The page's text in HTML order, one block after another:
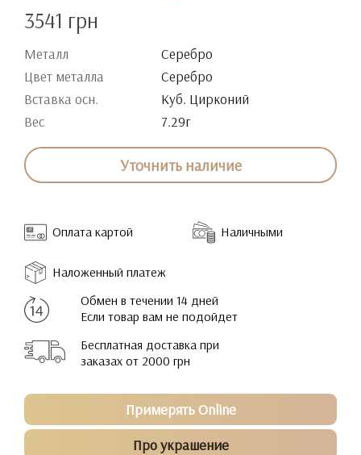
3541 грн
Металл
Серебро
Цвет металла
Серебро
Вставка осн.
Куб. Цирконий
Вес
7.29г
Уточнить наличие
Оплата картой Наличными
Наложенный платеж
Обмен в течении 14 дней
Если товар вам не подойдет
Бесплатная доставка при
заказах от 2000 грн
Примерять Online
Про украшение